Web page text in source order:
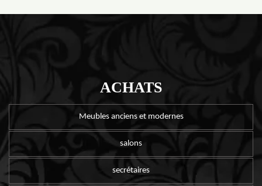
ACHATS
Meubles anciens et modernes
salons
secrétaires